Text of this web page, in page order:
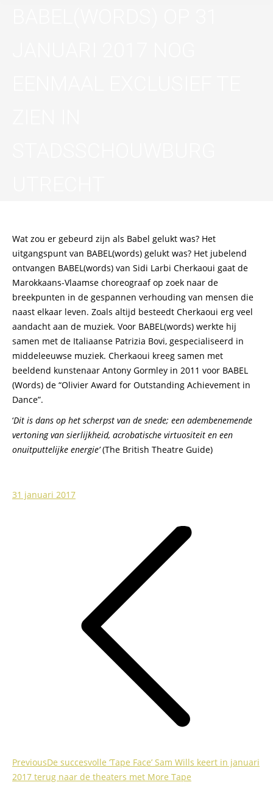
Wat zou er gebeurd zijn als Babel gelukt was? Het
uitgangspunt van BABEL(words) gelukt was? Het jubelend
ontvangen BABEL(words) van Sidi Larbi Cherkaoui gaat de
Marokkaans-Vlaamse choreograaf op zoek naar de
breekpunten in de gespannen verhouding van mensen die
naast elkaar leven. Zoals altijd besteedt Cherkaoui erg veel
aandacht aan de muziek. Voor BABEL(words) werkte hij
samen met de Italiaanse Patrizia Bovi, gespecialiseerd in
middeleeuwse muziek. Cherkaoui kreeg samen met
beeldend kunstenaar Antony Gormley in 2011 voor BABEL
(Words) de “Olivier Award for Outstanding Achievement in
Dance”.
‘Dit is dans op het scherpst van de snede; een adembenemende
vertoning van sierlijkheid, acrobatische virtuositeit en een
onuitputtelijke energie’(The British Theatre Guide)
31 januari 2017
PreviousPrevious
post:
De succesvolle ‘Tape Face’ Sam Wills keert in januari
2017 terug naar de theaters met More Tape